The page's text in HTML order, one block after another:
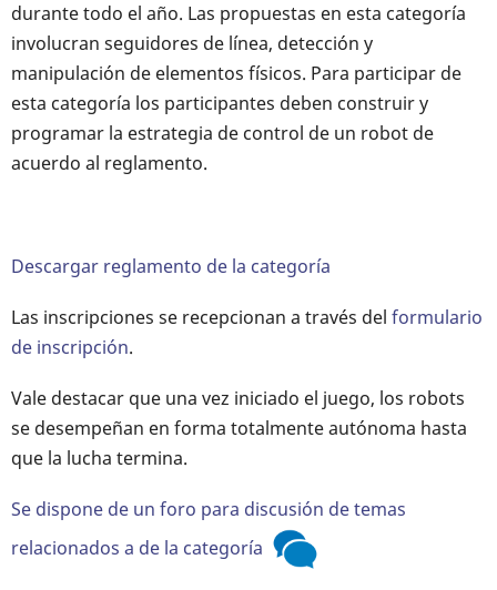
durante todo el año. Las propuestas en esta categoría
involucran seguidores de línea, detección y
manipulación de elementos físicos. Para participar de
esta categoría los participantes deben construir y
programar la estrategia de control de un robot de
acuerdo al reglamento.
Descargar reglamento de la categoría
Las inscripciones se recepcionan a través del formulario
de inscripción.
Vale destacar que una vez iniciado el juego, los robots
se desempeñan en forma totalmente autónoma hasta
que la lucha termina.
Se dispone de un foro para discusión de temas
relacionados a de la categoría